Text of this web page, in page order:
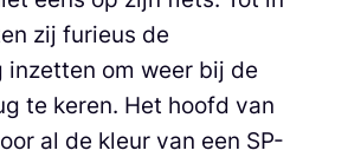
zij furieus de
om weer bij de
te keren. Het hoofd van
al de kleur van een SP-